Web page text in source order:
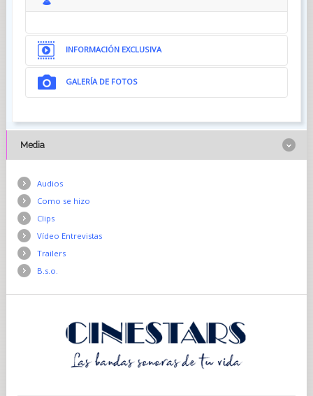
INFORMACIÓN EXCLUSIVA
GALERÍA DE FOTOS
Media
Audios
Como se hizo
Clips
Vídeo Entrevistas
Trailers
B.s.o.